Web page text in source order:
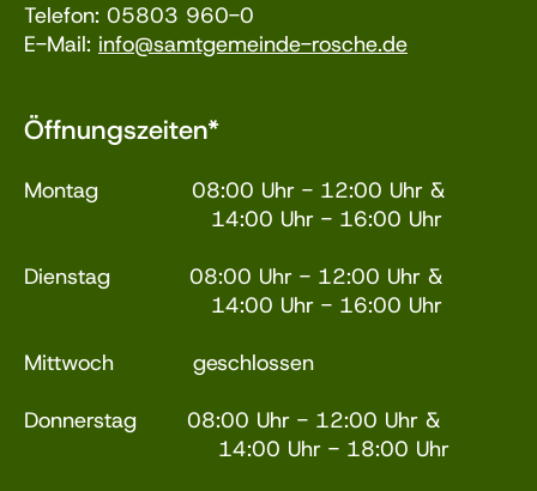
Telefon: 05803 960-0
E-Mail: info@samtgemeinde-rosche.de
Öffnungszeiten*
Montag 08:00 Uhr - 12:00 Uhr &
14:00 Uhr - 16:00 Uhr
Dienstag 08:00 Uhr - 12:00 Uhr &
14:00 Uhr - 16:00 Uhr
Mittwoch geschlossen
Donnerstag 08:00 Uhr - 12:00 Uhr &
14:00 Uhr - 18:00 Uhr